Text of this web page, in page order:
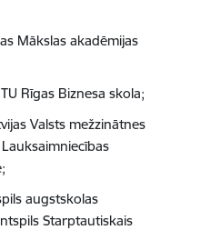
Mākslas akadēmijas
Rīgas Biznesa skola;
Valsts mežzinātnes
augstskolas
Starptautiskais